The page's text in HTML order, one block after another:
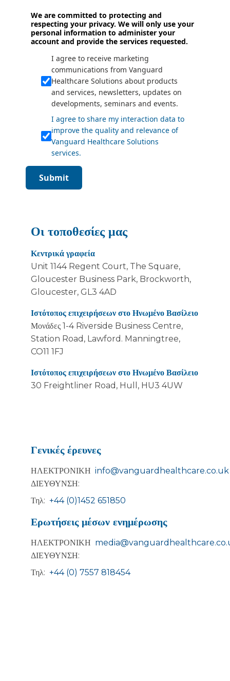
We are committed to protecting and
respecting your privacy. We will only use your
personal information to administer your
account and provide the services requested.
I agree to receive marketing
communications from Vanguard
Healthcare Solutions about products
and services, newsletters, updates on
developments, seminars and events.
I agree to share my interaction data to
improve the quality and relevance of
Vanguard Healthcare Solutions
services.
Submit
Οι τοποθεσίες μας
Κεντρικά γραφεία
Unit 1144 Regent Court, The Square,
Gloucester Business Park, Brockworth,
Gloucester, GL3 4AD
Ιστότοπος επιχειρήσεων στο Ηνωμένο Βασίλειο
Μονάδες 1-4 Riverside Business Centre,
Station Road, Lawford. Manningtree,
CO11 1FJ
Ιστότοπος επιχειρήσεων στο Ηνωμένο Βασίλειο
30 Freightliner Road, Hull, HU3 4UW
Γενικές έρευνες
ΗΛΕΚΤΡΟΝΙΚΗ
ΔΙΕΥΘΥΝΣΗ:
info@vanguardhealthcare.co.uk
Τηλ: +44 (0)1452 651850
Ερωτήσεις μέσων ενημέρωσης
ΗΛΕΚΤΡΟΝΙΚΗ
ΔΙΕΥΘΥΝΣΗ:
Τηλ: +44 (0) 7557 818454